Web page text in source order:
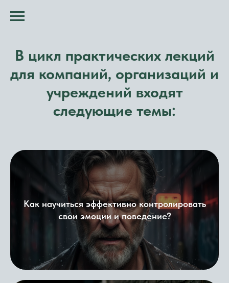
В цикл практических лекций
для компаний, организаций и
учреждений входят
следующие темы:
Как научиться эффективно контролировать
свои эмоции и поведение?